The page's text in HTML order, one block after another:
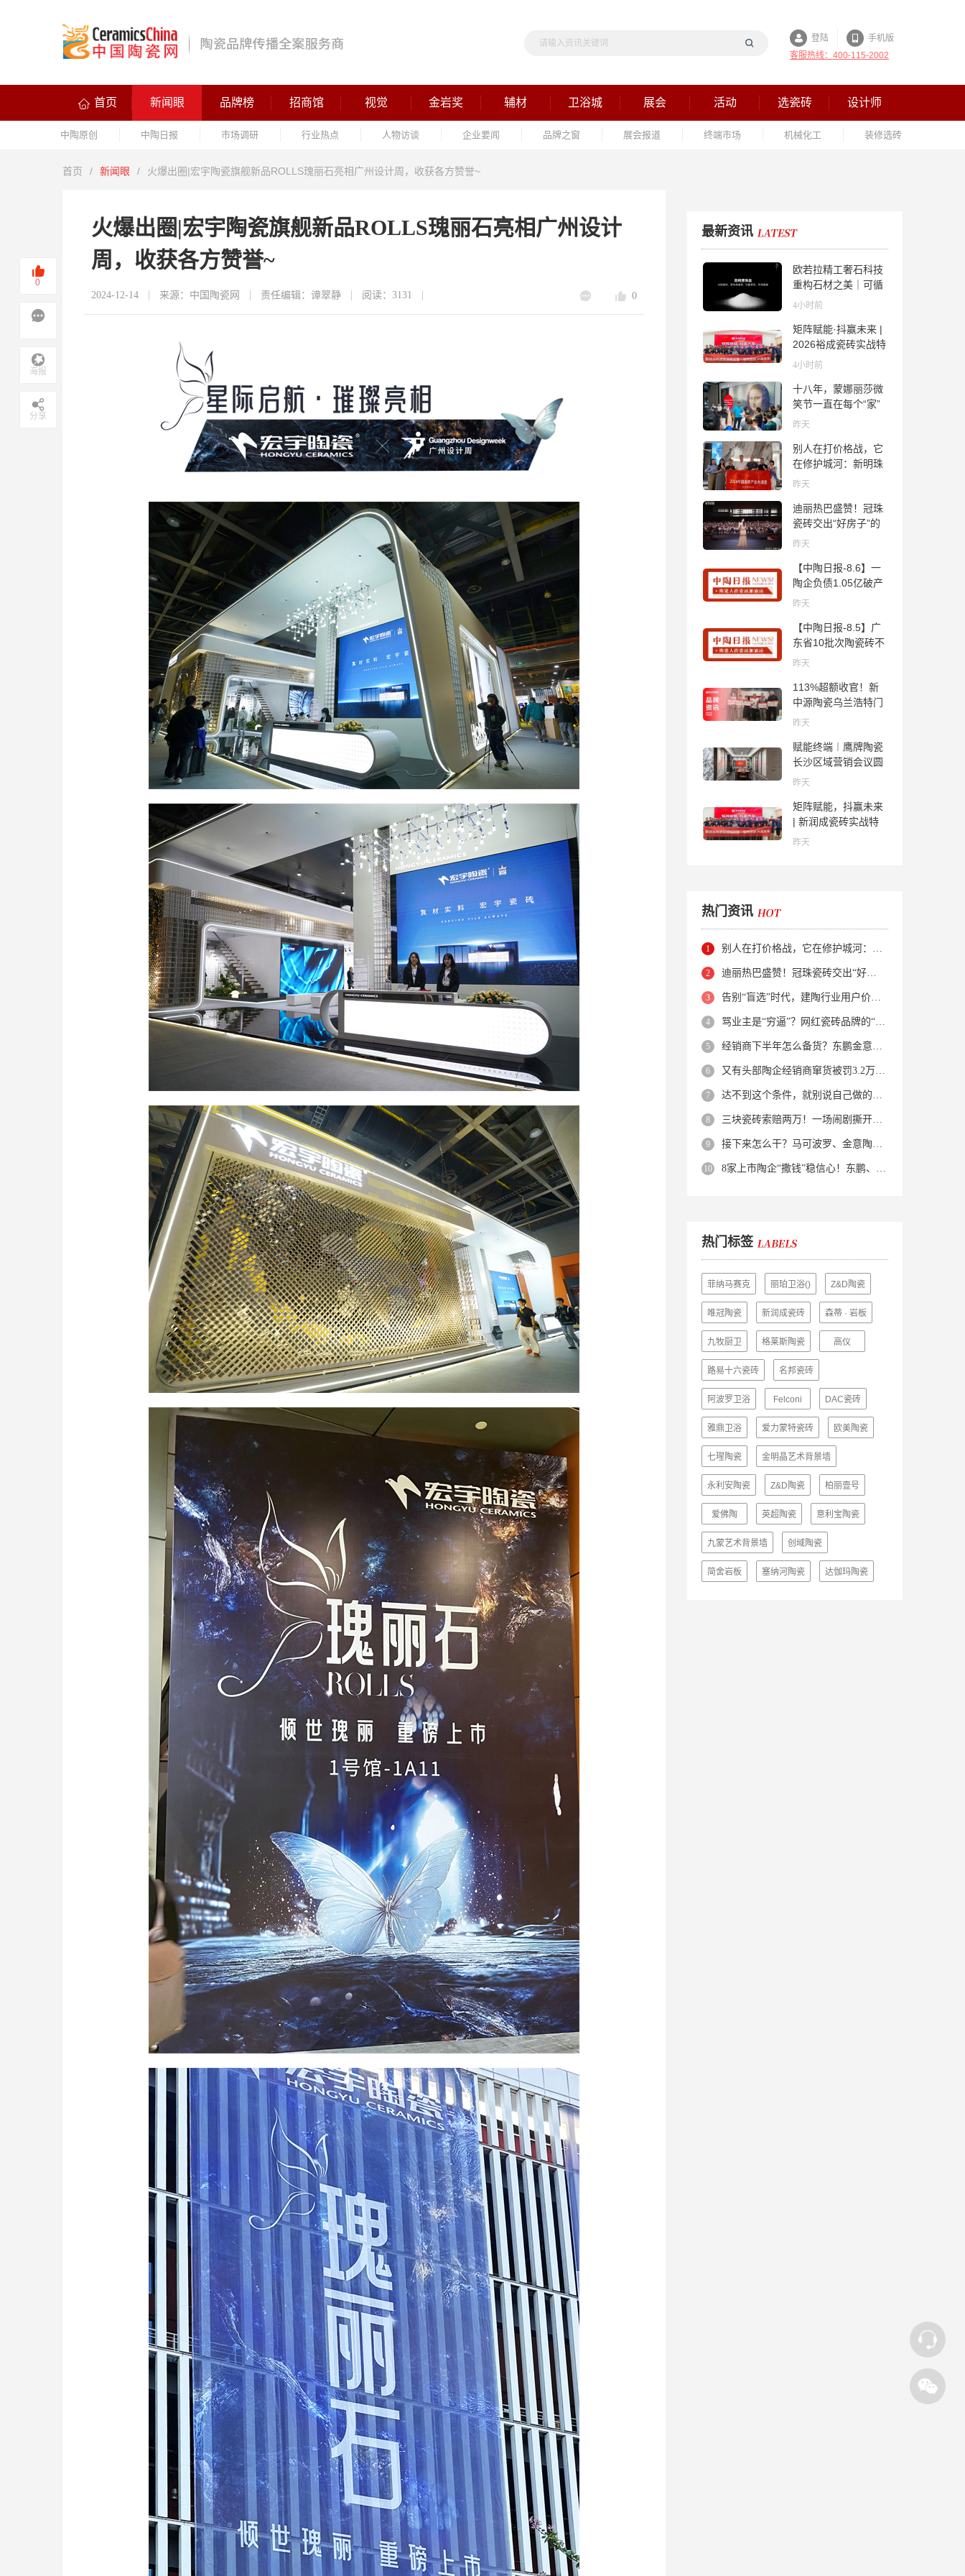
登陆
手机版
客服热线：400-115-2002
首页 新闻眼 品牌榜 招商馆 视觉 金岩奖 辅材 卫浴城 展会 活动 选瓷砖 设计师
中陶原创 中陶日报 市场调研 行业热点 人物访谈 企业要闻 品牌之窗 展会报道 终端市场 机械化工 装修选砖
首页 / 新闻眼 / 火爆出圈|宏宇陶瓷旗舰新品ROLLS瑰丽石亮相广州设计周，收获各方赞誉~
火爆出圈|宏宇陶瓷旗舰新品ROLLS瑰丽石亮相广州设计
周，收获各方赞誉~
2024-12-14 来源：中国陶瓷网 责任编辑：谭翠静 阅读：3131 0
最新资讯
欧若拉精工奢石科技
重构石材之美｜可循
环高纯度微晶，重新
4小时前
矩阵赋能·抖赢未来 |
2026裕成瓷砖实战特
训营圆满收官
4小时前
十八年，蒙娜丽莎微
笑节一直在每个“家”
的故事里
昨天
别人在打价格战，它
在修护城河：新明珠
岩板的逆势密码
昨天
迪丽热巴盛赞！冠珠
瓷砖交出“好房子”的
标准答卷
昨天
【中陶日报-8.6】一
陶企负债1.05亿破产
清算；东鹏拟延长基
开展建陶行业能效领
跑者企业推荐工作
昨天
【中陶日报-8.5】广
东省10批次陶瓷砖不
合格；科达购买特福
过；蒙娜丽莎5千万
回购股份；建霖家居
海外产能突破18亿元
昨天
113%超额收官！新
中源陶瓷乌兰浩特门
店周年活动圆满落幕
昨天
赋能终端︱鹰牌陶瓷
长沙区域营销会议圆
满举行，共探渠道拓
昨天
矩阵赋能，抖赢未来
| 新润成瓷砖实战特
训营成功举办，吹响
昨天
热门资讯
别人在打价格战，它在修护城河：新明珠岩板的逆势密码
迪丽热巴盛赞！冠珠瓷砖交出“好房子”的标准答卷
告别“盲选”时代，建陶行业用户价值正在被改写！
骂业主是“穷逼”？网红瓷砖品牌的“真实面目”被揭开了！
经销商下半年怎么备货？东鹏金意陶马可波罗等10大品牌集体亮剑
又有头部陶企经销商窜货被罚3.2万！品牌区域保护岌岌可危？
达不到这个条件，就别说自己做的是质感砖！
三块瓷砖索赔两万！一场闹剧撕开了装修“碰瓷”的遮羞布
接下来怎么干？马可波罗、金意陶、蒙娜丽莎、箭牌、欧神诺、宏宇…
8家上市陶企“撒钱”稳信心！东鹏、蒙娜丽莎等启动回购增持
热门标签
菲纳马赛克 丽珀卫浴() Z&D陶瓷
唯冠陶瓷 新润成瓷砖 森蒂 · 岩板
九牧厨卫 格莱斯陶瓷 高仪
路易十六瓷砖 名邦瓷砖
阿波罗卫浴 Felconi DAC瓷砖
雅鼎卫浴 爱力蒙特瓷砖 欧美陶瓷
七瑆陶瓷 金明晶艺术背景墙
永利安陶瓷 Z&D陶瓷 柏丽壹号
爱佛陶 英超陶瓷 意利宝陶瓷
九蒙艺术背景墙 创域陶瓷
简舍岩板 塞纳河陶瓷 达伽玛陶瓷
0
海报
分享